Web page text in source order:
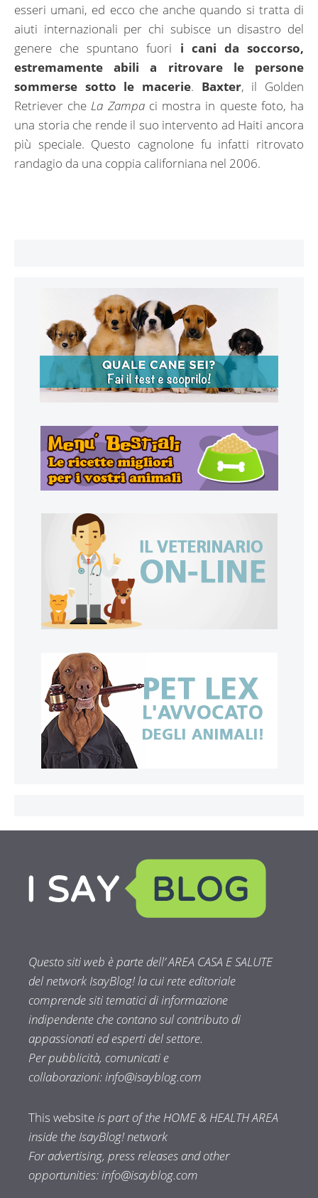
esseri umani, ed ecco che anche quando si tratta di
aiuti internazionali per chi subisce un disastro del
genere che spuntano fuori i cani da soccorso,
estremamente abili a ritrovare le persone
sommerse sotto le macerie. Baxter, il Golden
Retriever che La Zampaci mostra in queste foto, ha
una storia che rende il suo intervento ad Haiti ancora
più speciale. Questo cagnolone fu infatti ritrovato
randagio da una coppia californiana nel 2006.
Questo siti web è parte dell’ AREA CASA E SALUTE
del network IsayBlog! la cui rete editoriale
comprende siti tematici di informazione
indipendente che contano sul contributo di
appassionati ed esperti del settore.
Per pubblicità, comunicati e
collaborazioni: info@isayblog.com
This website is part of the HOME & HEALTH AREA
inside the IsayBlog! network
For advertising, press releases and other
opportunities: info@isayblog.com